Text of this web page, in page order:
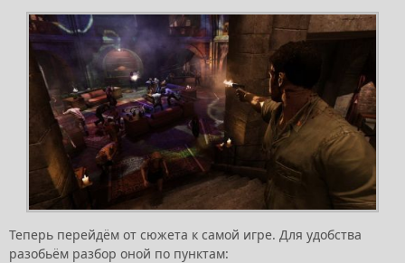
Теперь перейдём от сюжета к самой игре. Для удобства
разобьём разбор оной по пунктам: